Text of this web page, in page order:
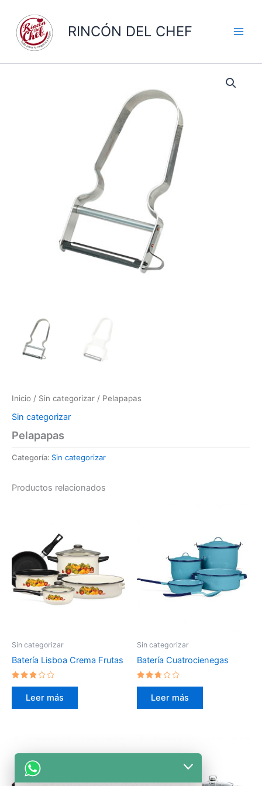
contenido
RINCÓN DEL CHEF
Inicio / Sin categorizar / Pelapapas
Sin categorizar
Pelapapas
Categoría: Sin categorizar
Productos relacionados
Sin categorizar
Batería Lisboa Crema Frutas
Valorado
2.79Leer más
Sin categorizar
Batería Cuatrocienegas
Valorado
2.59Leer más